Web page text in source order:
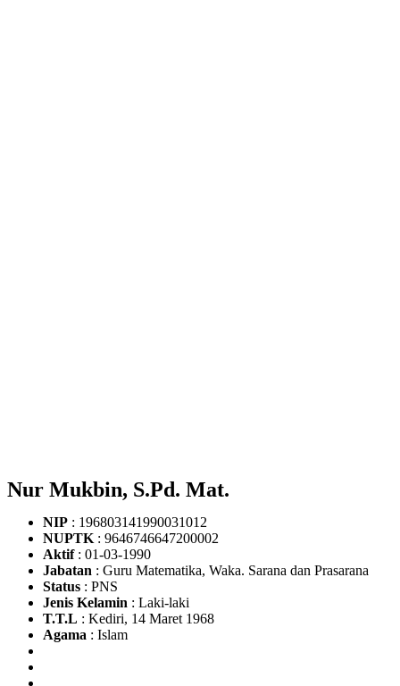
Nur Mukbin, S.Pd. Mat.
NIP : 196803141990031012
NUPTK : 9646746647200002
Aktif: 01-03-1990
Jabatan : Guru Matematika, Waka. Sarana dan Prasarana
Status : PNS
Jenis Kelamin : Laki-laki
T.T.L : Kediri, 14 Maret 1968
Agama : Islam